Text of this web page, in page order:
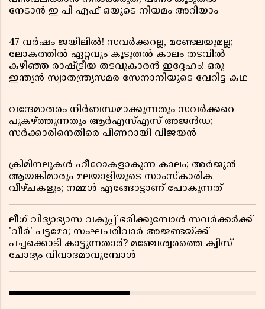
നേടാൻ ഇ പി എഫ് ഒയുടെ നിയമം അറിയാം
47 വർഷം ജയിലിൽ! സവർക്കറല്ല, മണ്ടേലയുമല്ല;
ലോകത്തിൽ ഏറ്റവും കൂടുതൽ കാലം തടവിൽ
കഴിഞ്ഞ രാഷ്ട്രീയ തടവുകാരൻ ഇദ്ദേഹം! ഒരു
ഇന്ത്യൻ സ്വാതന്ത്ര്യസമര സേനാനിയുടെ വേറിട്ട കഥ
വന്ദേമാതരം നിർബന്ധമാക്കുന്നതും സവർക്കറെ
പുകഴ്ത്തുന്നതും ആർഎസ്എസ് അജൻഡ;
സർക്കാരിനെതിരെ പിണറായി വിജയൻ
ക്രിമിനലുകൾ ഹീറോകളാകുന്ന കാലം; അർജുൻ
ആയങ്കിമാരും മലയാളിയുടെ സാംസ്കാരിക
വീഴ്ചകളും; നമ്മൾ എങ്ങോട്ടാണ് പോകുന്നത്
ലീഗ് വിദ്യാഭ്യാസ വകുപ്പ് ഭരിക്കുമ്പോൾ സവർക്കർക്ക്
'വീർ' പട്ടമോ; സംഘപരിവാർ അജണ്ടയ്ക്ക്
പച്ചക്കൊടി കാട്ടുന്നതാര്? മഞ്ചേശ്വരത്തെ ക്വിസ്
ചോദ്യം വിവാദമാവുമ്പോൾ